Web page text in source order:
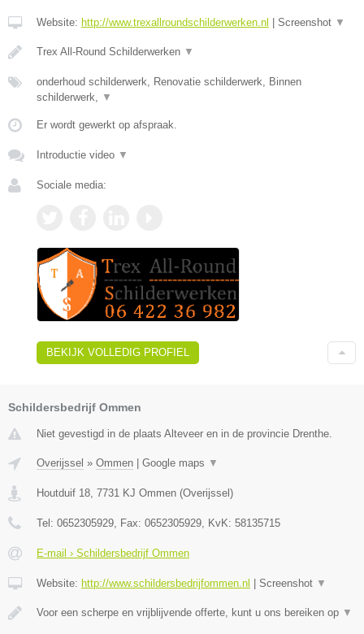
Website: http://www.trexallroundschilderwerken.nl Screenshot ▼
Trex All-Round Schilderwerken ▼
onderhoud schilderwerk, Renovatie schilderwerk, Binnen
schilderwerk, ▼
Er wordt gewerkt op afspraak.
Introductie video ▼
Sociale media:
BEKIJK VOLLEDIG PROFIEL
Schildersbedrijf Ommen
Niet gevestigd in de plaats Alteveer en in de provincie Drenthe.
Overijssel » Ommen Google maps ▼
Houtduif 18, 7731 KJ Ommen (Overijssel )
Tel: 0652305929, Fax: 0652305929, KvK: 58135715
E-mail › Schildersbedrijf Ommen
Website: http://www.schildersbedrijfommen.nl Screenshot ▼
Voor een scherpe en vrijblijvende offerte, kunt u ons bereiken op ▼